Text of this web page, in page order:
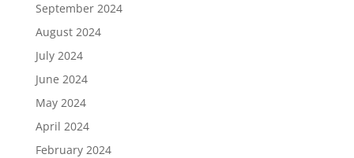
September 2024
August 2024
July 2024
June 2024
May 2024
April 2024
February 2024